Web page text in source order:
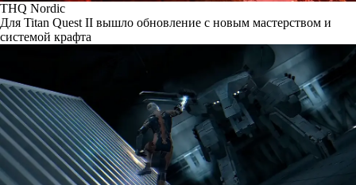
THQ Nordic
Для Titan Quest II вышло обновление с новым мастерством и
системой крафта